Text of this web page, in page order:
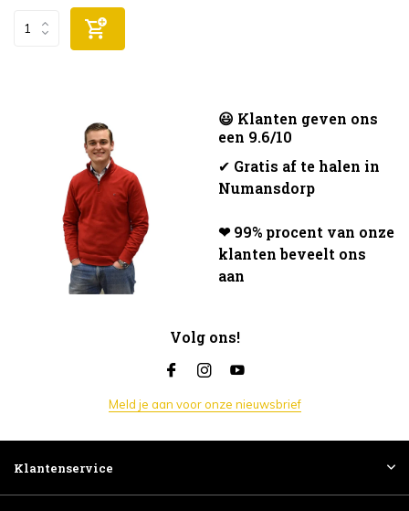
😃 Klanten geven ons
een 9.6/10
✔ Gratis af te halen in
Numansdorp
❤ 99% procent van onze
klanten beveelt ons
aan
Volg ons!
Meld je aan voor onze nieuwsbrief
Klantenservice